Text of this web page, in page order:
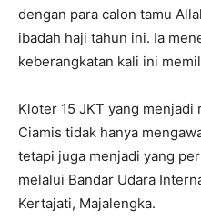
dengan para calon tamu
ibadah haji tahun ini. Ia
keberangkatan kali ini
Kloter 15 JKT yang menjadi
Ciamis tidak hanya
tetapi juga menjadi yang
melalui Bandar Udara
Kertajati, Majalengka.